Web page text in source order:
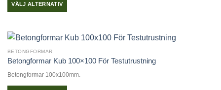
väljas
på
produktsidan
VÄLJ ALTERNATIV
produkten
flera
De
BETONGFORMAR
Betongformar Kub 100×100 För Testutrustning
Betongformar 100x100mm.